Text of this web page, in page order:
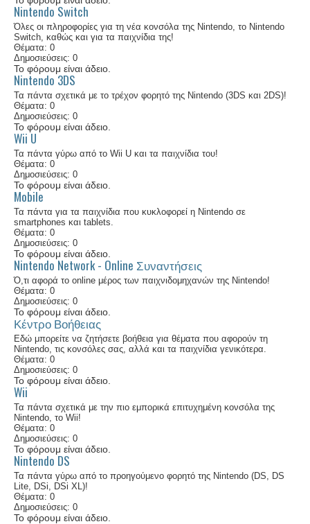
Nintendo Switch
Όλες οι πληροφορίες για τη νέα κονσόλα της Nintendo, το Nintendo
Switch, καθώς και για τα παιχνίδια της!
Θέματα: 0
Δημοσιεύσεις: 0
Το φόρουμ είναι άδειο.
Nintendo 3DS
Τα πάντα σχετικά με το τρέχον φορητό της Nintendo (3DS και 2DS)!
Θέματα: 0
Δημοσιεύσεις: 0
Το φόρουμ είναι άδειο.
Wii U
Τα πάντα γύρω από το Wii U και τα παιχνίδια του!
Θέματα: 0
Δημοσιεύσεις: 0
Το φόρουμ είναι άδειο.
Mobile
Τα πάντα για τα παιχνίδια που κυκλοφορεί η Nintendo σε
smartphones και tablets.
Θέματα: 0
Δημοσιεύσεις: 0
Το φόρουμ είναι άδειο.
Nintendo Network - Online Συναντήσεις
Ό,τι αφορά το online μέρος των παιχνιδομηχανών της Nintendo!
Θέματα: 0
Δημοσιεύσεις: 0
Το φόρουμ είναι άδειο.
Κέντρο Βοήθειας
Εδώ μπορείτε να ζητήσετε βοήθεια για θέματα που αφορούν τη
Nintendo, τις κονσόλες σας, αλλά και τα παιχνίδια γενικότερα.
Θέματα: 0
Δημοσιεύσεις: 0
Το φόρουμ είναι άδειο.
Wii
Τα πάντα σχετικά με την πιο εμπορικά επιτυχημένη κονσόλα της
Nintendo, το Wii!
Θέματα: 0
Δημοσιεύσεις: 0
Το φόρουμ είναι άδειο.
Nintendo DS
Τα πάντα γύρω από το προηγούμενο φορητό της Nintendo (DS, DS
Lite, DSi, DSi XL)!
Θέματα: 0
Δημοσιεύσεις: 0
Το φόρουμ είναι άδειο.